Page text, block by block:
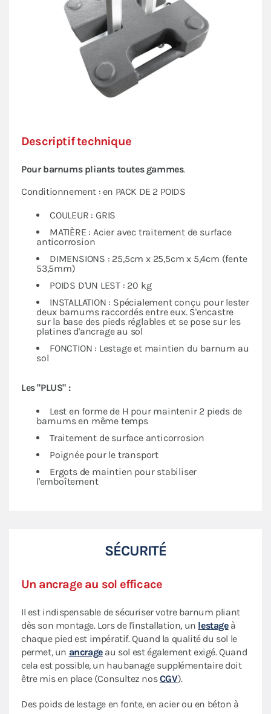
Descriptif technique
Pour barnums pliants toutes gammes.
Conditionnement : en PACK DE 2 POIDS
COULEUR : GRIS
MATIÈRE : Acier avec traitement de surface
anticorrosion
DIMENSIONS : 25,5cm x 25,5cm x 5,4cm (fente
53,5mm)
POIDS D'UN LEST : 20 kg
INSTALLATION : Spécialement conçu pour lester
deux barnums raccordés entre eux. S'encastre
sur la base des pieds réglables et se pose sur les
platines d'ancrage au sol
FONCTION : Lestage et maintien du barnum au
sol
Les "PLUS" :
Lest en forme de H pour maintenir 2 pieds de
barnums en même temps
Traitement de surface anticorrosion
Poignée pour le transport
Ergots de maintien pour stabiliser
l'emboîtement
SÉCURITÉ
Un ancrage au sol efficace
Il est indispensable de sécuriser votre barnum pliant
dès son montage. Lors de l'installation, un lestageà
chaque pied est impératif. Quand la qualité du sol le
permet, un ancrageau sol est également exigé. Quand
cela est possible, un haubanage supplémentaire doit
être mis en place (Consultez nosCGV).
Des poids de lestage en fonte, en acier ou en béton à